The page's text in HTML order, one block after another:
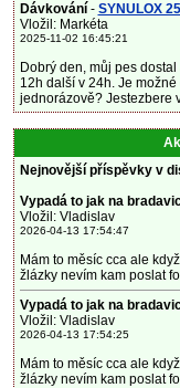
Dávkování - SYNULOX
Vložil: Markéta
2025-11-02 16:45:21
Dobrý den, můj pes
12h další v 24h. Je
jednorázově? Jestezbere
Nejnovější příspěvky v
Vypadá to jak na
Vložil: Vladislav
2026-04-13 17:54:47
Mám to měsíc cca ale
žlázky nevím kam poslat
Vypadá to jak na
Vložil: Vladislav
2026-04-13 17:54:25
Mám to měsíc cca ale
žlázky nevím kam poslat